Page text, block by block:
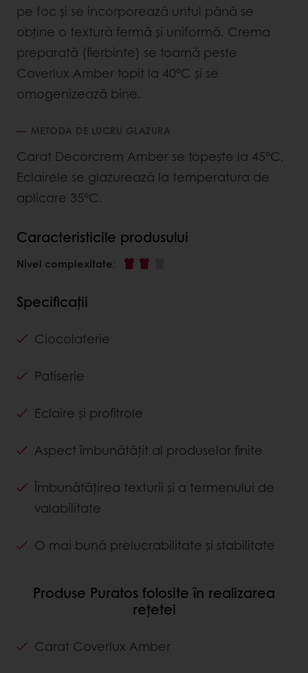
pe foc și se incorporează untul până se
obține o textură fermă și uniformă. Crema
preparată (fierbinte) se toarnă peste
Coverlux Amber topit la 40°C și se
omogenizează bine.
METODA DE LUCRU GLAZURA
Carat Decorcrem Amber se topește la 45°C.
Eclairele se glazurează la temperatura de
aplicare 35°C.
Caracteristicile produsului
Nivel complexitate:
Specificații
Ciocolaterie
Patiserie
Eclaire și profitrole
Aspect îmbunătățit al produselor finite
Îmbunătățirea texturii și a termenului de
valabilitate
O mai bună prelucrabilitate și stabilitate
Produse Puratos folosite în realizarea
rețetei
Carat Coverlux Amber